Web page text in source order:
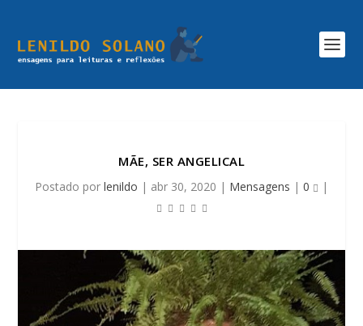
MÃE, SER ANGELICAL
Postado por lenildo | abr 30, 2020 | Mensagens | 0 |